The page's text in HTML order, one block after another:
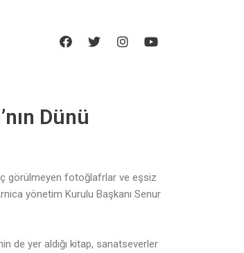
Dünü
görülmeyen fotoğlafrlar ve eşsiz
yönetim Kurulu Başkanı Senur
de yer aldığı kitap, sanatseverler